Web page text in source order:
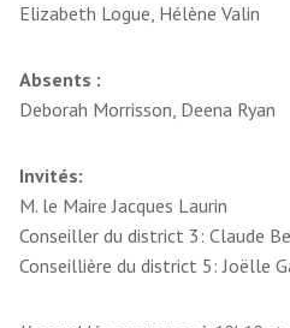
Elizabeth Logue, Hélène Valin
Absents :
Deborah Morrisson, Deena Ryan
Invités:
M. le Maire Jacques Laurin
Conseiller du district 3: Claude
Conseillière du district 5: Joëlle